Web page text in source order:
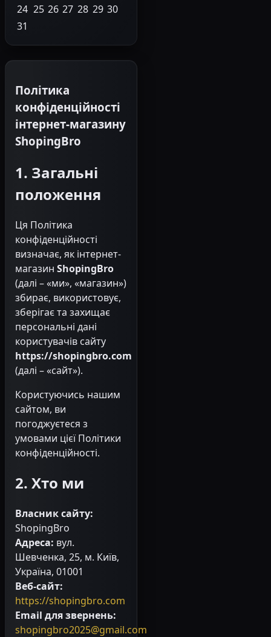
24 25 26 27 28 29 30
31
Політика
конфіденційності
інтернет-магазину
ShopingBro
1. Загальні
положення
Ця Політика
конфіденційності
визначає, як інтернет-
магазин ShopingBro
(далі – «ми», «магазин»)
збирає, використовує,
зберігає та захищає
персональні дані
користувачів сайту
https://shopingbro.com
(далі – «сайт»).
Користуючись нашим
сайтом, ви
погоджуєтеся з
умовами цієї Політики
конфіденційності.
2. Хто ми
Власник сайту:
ShopingBro
Адреса: вул.
Шевченка, 25, м. Київ,
Україна, 01001
Веб-сайт:
https://shopingbro.com
Email для звернень:
shopingbro2025@gmail.com